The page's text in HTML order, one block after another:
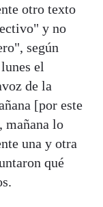
otro texto
y no
según
el
de la
[por este
mañana lo
una y otra
qué